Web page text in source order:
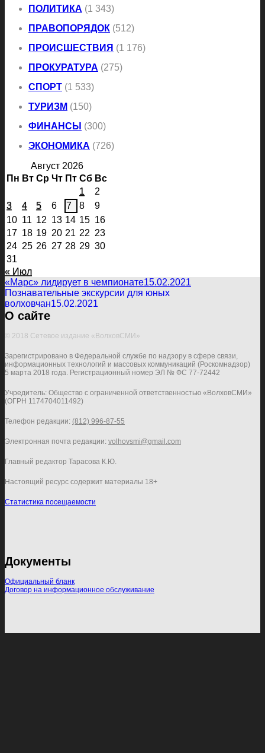
ПОЛИТИКА (1 343)
ПРАВОПОРЯДОК (512)
ПРОИСШЕСТВИЯ (1 176)
ПРОКУРАТУРА (275)
СПОРТ (1 533)
ТУРИЗМ (150)
ФИНАНСЫ (300)
ЭКОНОМИКА (726)
Август 2026
Пн Вт Ср Чт Пт Сб Вс
1
2
3
4 5 6 7 8
9
10 11 12 13 14 15 16
17 18 19 20 21 22 23
24 25 26 27 28 29 30
31
« Июл
«Марс» лидирует в чемпионате15.02.2021
Познавательные экскурсии для юных
волховчан15.02.2021
О сайте
© 2018 Сетевое издание «ВолховСМИ»
Зарегистрировано в Федеральной службе по надзору в сфере связи,
информационных технологий и массовых коммуникаций (Роскомнадзор)
5 марта 2018 года. Регистрационный номер ЭЛ № ФС 77-72442
Учредитель: Общество с ограниченной ответственностью «ВолховСМИ»
(ОГРН 1174704011492)
Телефон редакции: (812) 996-87-55
Электронная почта редакции: volhovsmi@gmail.com
Главный редактор Тарасова К.Ю.
Настоящий ресурс содержит материалы 18+
Статистика посещаемости
Документы
Официальный бланк
Договор на информационное обслуживание